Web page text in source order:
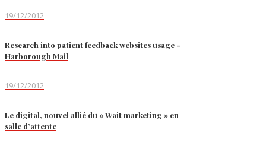
19/12/2012
Research into patient feedback websites usage –
Harborough Mail
19/12/2012
Le digital, nouvel allié du « Wait marketing » en
salle d’attente